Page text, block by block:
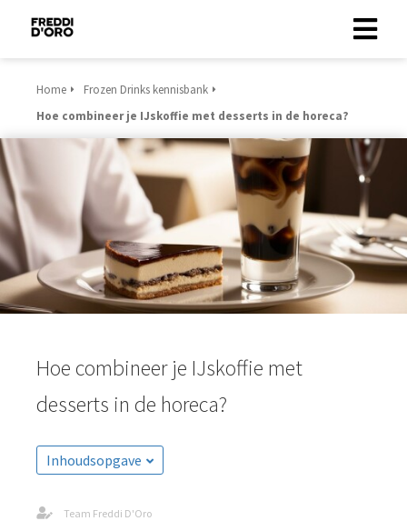
Home
Frozen Drinks kennisbank
Hoe combineer je IJskoffie met desserts in de horeca?
Hoe combineer je IJskoffie met
desserts in de horeca?
Inhoudsopgave
Team Freddi D'Oro